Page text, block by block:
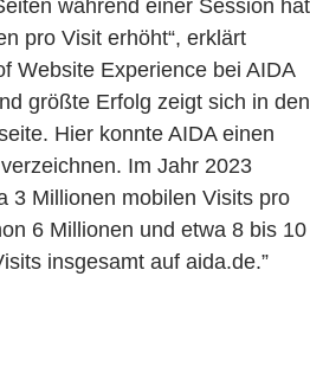
während einer Session hat
pro Visit erhöht“, erklärt
Website Experience bei AIDA
größte Erfolg zeigt sich in den
Hier konnte AIDA einen
Im Jahr 2023
3 Millionen mobilen Visits pro
6 Millionen und etwa 8 bis 10
insgesamt auf aida.de.”